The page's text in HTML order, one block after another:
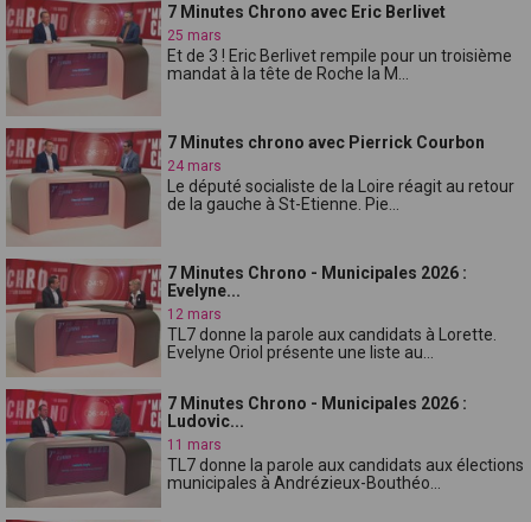
7 Minutes Chrono avec Eric Berlivet
25 mars
Et de 3 ! Eric Berlivet rempile pour un troisième
mandat à la tête de Roche la M...
7 Minutes chrono avec Pierrick Courbon
24 mars
Le député socialiste de la Loire réagit au retour
de la gauche à St-Etienne. Pie...
7 Minutes Chrono - Municipales 2026 :
Evelyne...
12 mars
TL7 donne la parole aux candidats à Lorette.
Evelyne Oriol présente une liste au...
7 Minutes Chrono - Municipales 2026 :
Ludovic...
11 mars
TL7 donne la parole aux candidats aux élections
municipales à Andrézieux-Bouthéo...